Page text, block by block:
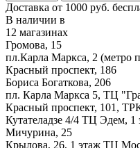
Доставка от 1000 руб.
В наличии в
12 магазинах
Громова, 15
пл.Карла Маркса, 2 (метро
Красный проспект, 186
Бориса Богаткова, 206
пл. Карла Маркса 5, ТЦ
Красный проспект, 101,
Кутателадзе 4/4 ТЦ Эдем, 1
Мичурина, 25
Крылова, 26, 1 этаж ТЦ